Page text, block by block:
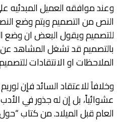
وعند موافقه العميل المبدئيه
النص من التصميم ويتم وضع
للتصميم ويقول البعض ان وضع
بالتصميم قد تشغل المشاهد
الملاحظات او الانتقادات
وخلافاَ للاعتقاد السائد فإن
عشوائياً، بل إن له جذور في
العام قبل الميلاد. من كتاب